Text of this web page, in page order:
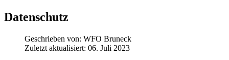
Datenschutz
Geschrieben von: WFO Bruneck
Zuletzt aktualisiert: 06. Juli 2023